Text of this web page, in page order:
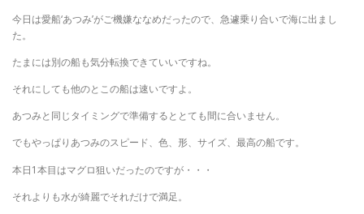
今日は愛船‘あつみ’がご機嫌ななめだったので、急遽乗り合いで海に出まし
た。
たまには別の船も気分転換できていいですね。
それにしても他のとこの船は速いですよ。
あつみと同じタイミングで準備するととても間に合いません。
でもやっぱりあつみのスピード、色、形、サイズ、最高の船です。
本日1本目はマグロ狙いだったのですが・・・
それよりも水が綺麗でそれだけで満足。